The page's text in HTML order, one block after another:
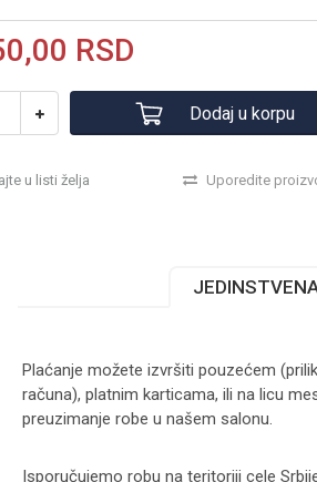
RSD
Dodaj u korpu
u listi želja Uporedite
Plaćanje možete izvršiti pouzećem
računa), platnim karticama, ili na licu
preuzimanje robe u našem salonu.
Isporučujemo robu na teritoriji cele